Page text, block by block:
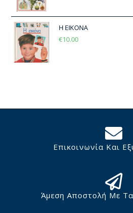
Η ΕΙΚΟΝΑ
€10.00
Επικοινωνία Και
Άμεση Αποστολή Με